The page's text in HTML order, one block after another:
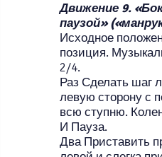
Движение 9.
паузой»
Исходное
позиция.
2/4.
Раз Сделать шаг
левую сторону с
всю ступню.
И Пауза.
Два Приставить